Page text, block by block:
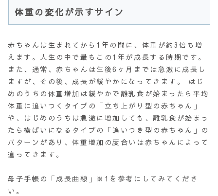
体重の変化が示すサイン
赤ちゃんは生まれてから1年の間に、体重が約3倍も増
えます。人生の中で最もこの1年が成長する時期です。
また、通常、赤ちゃんは生後6ヶ月までは急激に成長し
ますが、その後、成長が緩やかになってきます。 はじ
めのうちの体重増加は緩やかで離乳食が始まったら平均
体重に追いつくタイプの「立ち上がり型の赤ちゃん」
や、はじめのうちは急激に増加しても、離乳食が始まっ
たら横ばいになるタイプの「追いつき型の赤ちゃん」の
パターンがあり、体重増加の度合いは赤ちゃんによって
違ってきます。
母子手帳の「成長曲線」※1を参考にしてみてくださ
い。